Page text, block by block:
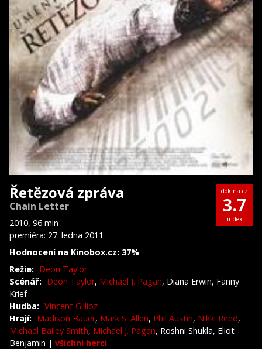
Řetězová zpráva
Chain Letter
2010, 96 min
premiéra: 27. ledna 2011
Hodnocení na Kinobox.cz: 37%
dokina.cz
3.7
index
Režie: Deon Taylor
Scénář: Deon Taylor, Michael J. Pagan, Diana Erwin, Fanny
Krief
Hudba: Vincent Gillioz
Hrají: Madison Bauer, Mark S. Allen, Phil Austin, Nikki Reed,
Michael Bailey Smith, Michael J. Pagan, Roshni Shukla, Eliot
Benjamin | všichni herci